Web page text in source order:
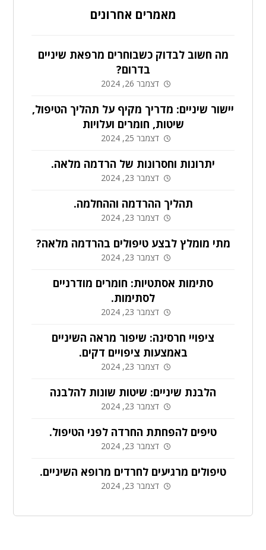
מאמרים אחרונים
מה חשוב לבדוק כשבוחרים מרפאת שיניים
בדרום?
דצמבר 26, 2024
יישור שיניים: מדריך מקיף על תהליך הטיפול,
שיטות, חומרים ועלויות
דצמבר 25, 2024
יתרונות וחסרונות של הרדמה מלאה.
דצמבר 23, 2024
תהליך ההרדמה וההחלמה.
דצמבר 23, 2024
מתי מומלץ לבצע טיפולים בהרדמה מלאה?
דצמבר 23, 2024
סתימות אסתטיות: חומרים מודרניים
לסתימות.
דצמבר 23, 2024
ציפויי חרסינה: שיפור מראה השיניים
באמצעות ציפויים דקים.
דצמבר 23, 2024
הלבנת שיניים: שיטות שונות להלבנה
דצמבר 23, 2024
טיפים להפחתת החרדה לפני הטיפול.
דצמבר 23, 2024
טיפולים מרגיעים לחרדים מרופא השיניים.
דצמבר 23, 2024